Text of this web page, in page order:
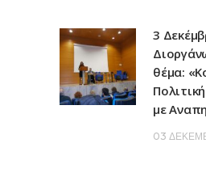
3
θέμα:
με
03